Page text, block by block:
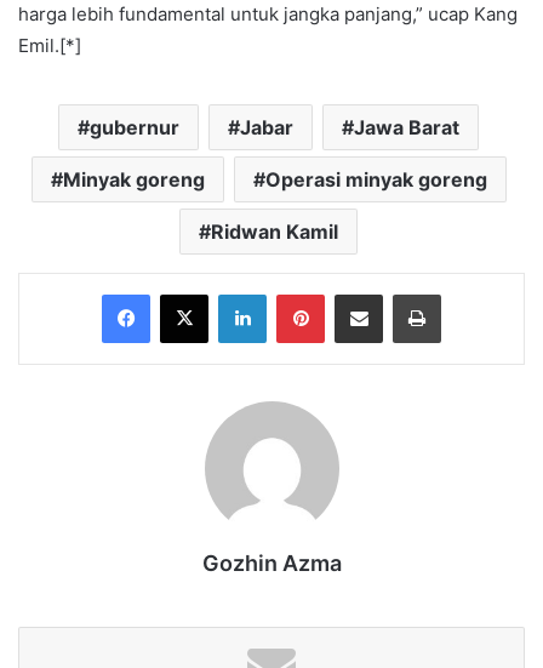
harga lebih fundamental untuk jangka panjang,” ucap Kang
Emil.[*]
gubernur Jabar Jawa Barat
Minyak goreng Operasi minyak goreng
Ridwan Kamil
Facebook
X LinkedInPinterestShare via Email Print
Gozhin Azma